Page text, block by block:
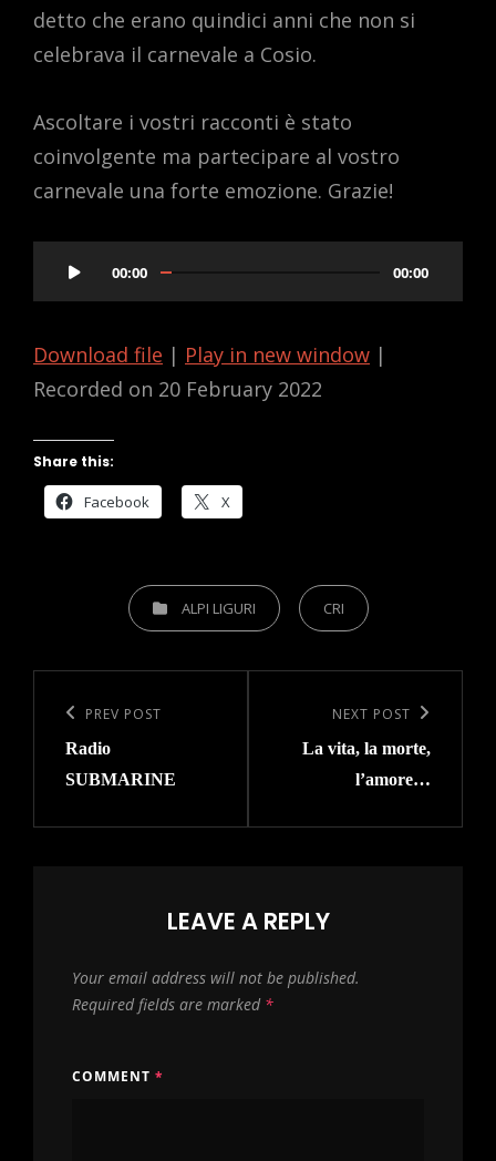
detto che erano quindici anni che non si
celebrava il carnevale a Cosio.
Ascoltare i vostri racconti è stato
coinvolgente ma partecipare al vostro
carnevale una forte emozione. Grazie!
00:00 00:00
Download file | Play in new window |
Recorded on 20 February 2022
Share this:
Facebook X
CATEGORIESALPI LIGURI CRI
navigation
Previous
Post
PREV POST
Radio
SUBMARINE
Post
NEXT POST
La vita, la morte,
l’amore…
LEAVE A REPLY
Your email address will not be published.
Required fields are marked *
COMMENT *